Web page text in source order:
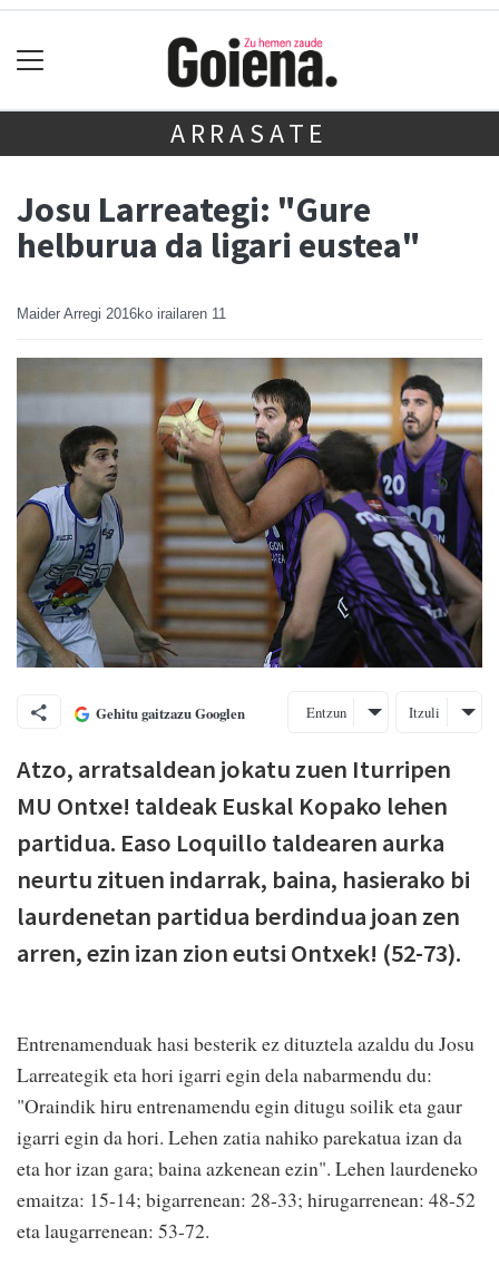
ARRASATE
Josu Larreategi: "Gure
helburua da ligari eustea"
Maider Arregi 2016ko irailaren 11
Gehitu gaitzazu Googlen Entzun Itzuli
Atzo, arratsaldean jokatu zuen Iturripen
MU Ontxe! taldeak Euskal Kopako lehen
partidua. Easo Loquillo taldearen aurka
neurtu zituen indarrak, baina, hasierako bi
laurdenetan partidua berdindua joan zen
arren, ezin izan zion eutsi Ontxek! (52-73).
Entrenamenduak hasi besterik ez dituztela azaldu du Josu
Larreategik eta hori igarri egin dela nabarmendu du:
"Oraindik hiru entrenamendu egin ditugu soilik eta gaur
igarri egin da hori. Lehen zatia nahiko parekatua izan da
eta hor izan gara; baina azkenean ezin". Lehen laurdeneko
emaitza: 15-14; bigarrenean: 28-33; hirugarrenean: 48-52
eta laugarrenean: 53-72.